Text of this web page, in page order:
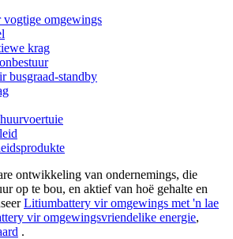
omgewings
krag
busgraad-standby
ontwikkeling van ondernemings, die
op te bou, en aktief van hoë gehalte en
Litiumbattery vir omgewings met 'n lae
vir omgewingsvriendelike energie,
.